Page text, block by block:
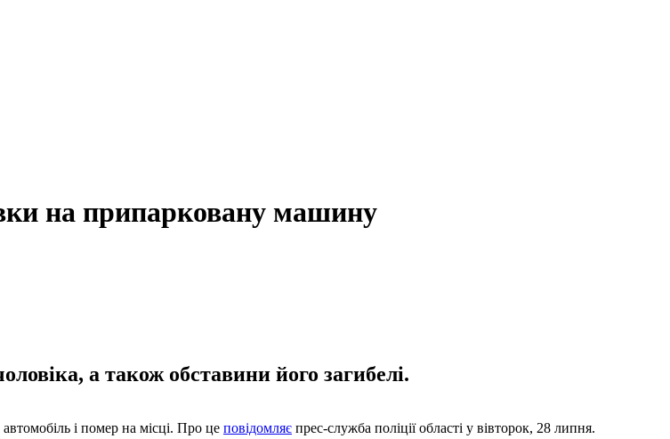
на припарковану машину
а також обставини його загибелі.
і помер на місці. Про це повідомляє прес-служба поліції області у вівторок, 28 липня.